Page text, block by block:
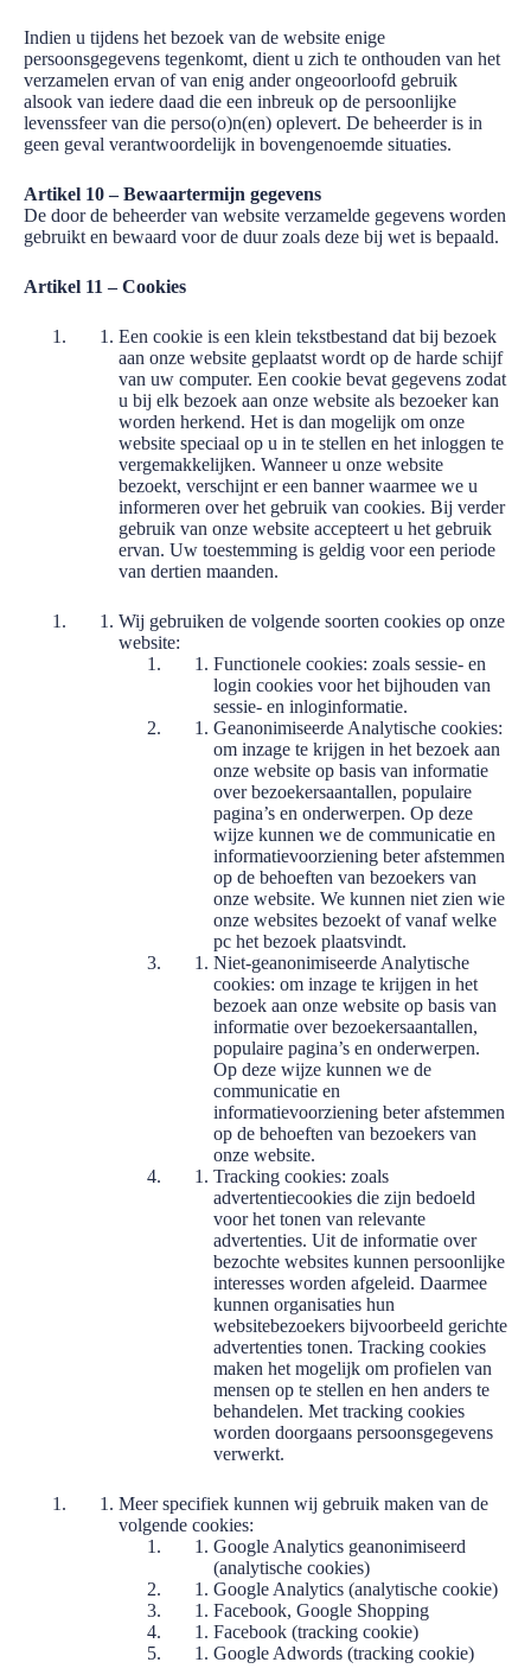
Indien u tijdens het bezoek van de website enige
persoonsgegevens tegenkomt, dient u zich te onthouden van het
verzamelen ervan of van enig ander ongeoorloofd gebruik
alsook van iedere daad die een inbreuk op de persoonlijke
levenssfeer van die perso(o)n(en) oplevert. De beheerder is in
geen geval verantwoordelijk in bovengenoemde situaties.
Artikel 10 – Bewaartermijn gegevens
De door de beheerder van website verzamelde gegevens worden
gebruikt en bewaard voor de duur zoals deze bij wet is bepaald.
Artikel 11 – Cookies
Een cookie is een klein tekstbestand dat bij bezoek
aan onze website geplaatst wordt op de harde schijf
van uw computer. Een cookie bevat gegevens zodat
u bij elk bezoek aan onze website als bezoeker kan
worden herkend. Het is dan mogelijk om onze
website speciaal op u in te stellen en het inloggen te
vergemakkelijken. Wanneer u onze website
bezoekt, verschijnt er een banner waarmee we u
informeren over het gebruik van cookies. Bij verder
gebruik van onze website accepteert u het gebruik
ervan. Uw toestemming is geldig voor een periode
van dertien maanden.
Wij gebruiken de volgende soorten cookies op onze
website:
Functionele cookies: zoals sessie- en
login cookies voor het bijhouden van
sessie- en inloginformatie.
Geanonimiseerde Analytische cookies:
om inzage te krijgen in het bezoek aan
onze website op basis van informatie
over bezoekersaantallen, populaire
pagina’s en onderwerpen. Op deze
wijze kunnen we de communicatie en
informatievoorziening beter afstemmen
op de behoeften van bezoekers van
onze website. We kunnen niet zien wie
onze websites bezoekt of vanaf welke
pc het bezoek plaatsvindt.
Niet-geanonimiseerde Analytische
cookies: om inzage te krijgen in het
bezoek aan onze website op basis van
informatie over bezoekersaantallen,
populaire pagina’s en onderwerpen.
Op deze wijze kunnen we de
communicatie en
informatievoorziening beter afstemmen
op de behoeften van bezoekers van
onze website.
Tracking cookies: zoals
advertentiecookies die zijn bedoeld
voor het tonen van relevante
advertenties. Uit de informatie over
bezochte websites kunnen persoonlijke
interesses worden afgeleid. Daarmee
kunnen organisaties hun
websitebezoekers bijvoorbeeld gerichte
advertenties tonen. Tracking cookies
maken het mogelijk om profielen van
mensen op te stellen en hen anders te
behandelen. Met tracking cookies
worden doorgaans persoonsgegevens
verwerkt.
Meer specifiek kunnen wij gebruik maken van de
volgende cookies:
Google Analytics geanonimiseerd
(analytische cookies)
Google Analytics (analytische cookie)
Facebook, Google Shopping
Facebook (tracking cookie)
Google Adwords (tracking cookie)